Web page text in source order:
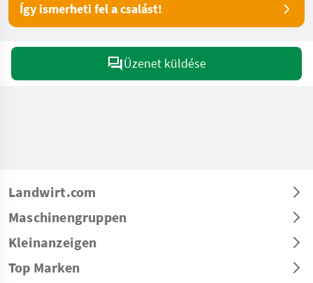
Így ismerheti fel a csalást!
Üzenet küldése
Landwirt.com
Maschinengruppen
Kleinanzeigen
Top Marken